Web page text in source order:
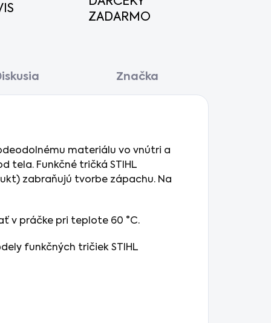
ZADARMO
Značka
materiálu vo vnútri a
tela. Funkčné tričká STIHL
zabraňujú tvorbe zápachu. Na
v práčke pri teplote 60 °C.
funkčných tričiek STIHL